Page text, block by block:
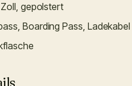
Zoll, gepolstert
Boarding Pass, Ladekabel